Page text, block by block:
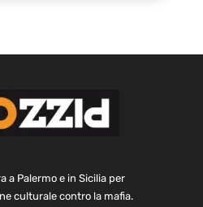
a Palermo e in Sicilia per
culturale contro la mafia.